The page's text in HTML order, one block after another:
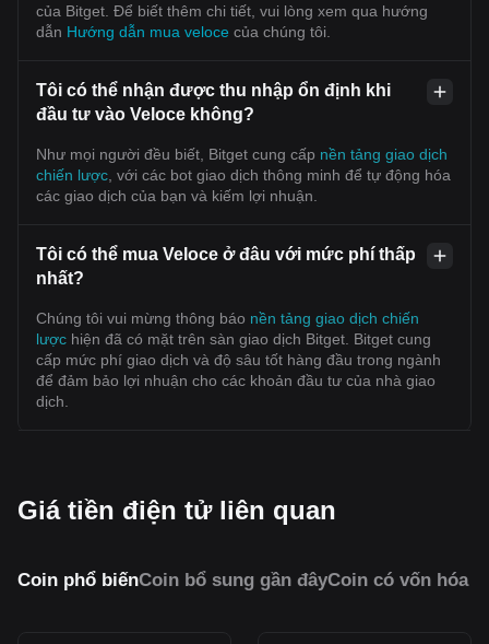
của Bitget. Để biết thêm chi tiết, vui lòng xem qua hướng
dẫn Hướng dẫn mua veloce của chúng tôi.
Tôi có thể nhận được thu nhập ổn định khi
đầu tư vào Veloce không?
Như mọi người đều biết, Bitget cung cấp nền tảng giao dịch
chiến lược , với các bot giao dịch thông minh để tự động hóa
các giao dịch của bạn và kiếm lợi nhuận.
Tôi có thể mua Veloce ở đâu với mức phí thấp
nhất?
Chúng tôi vui mừng thông báo nền tảng giao dịch chiến
lược hiện đã có mặt trên sàn giao dịch Bitget. Bitget cung
cấp mức phí giao dịch và độ sâu tốt hàng đầu trong ngành
để đảm bảo lợi nhuận cho các khoản đầu tư của nhà giao
dịch.
Giá tiền điện tử liên quan
Coin phổ biếnCoin bổ sung gần đâyCoin có vốn hóa